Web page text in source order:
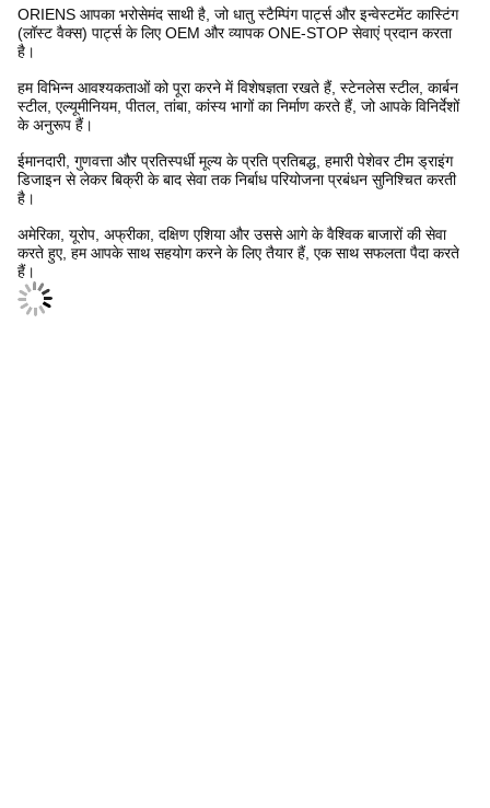
ORIENS आपका भरोसेमंद साथी है, जो धातु स्टैम्पिंग पार्ट्स और इन्वेस्टमेंट कास्टिंग
(लॉस्ट वैक्स) पार्ट्स के लिए OEM और व्यापक ONE-STOP सेवाएं प्रदान करता
है।
हम विभिन्न आवश्यकताओं को पूरा करने में विशेषज्ञता रखते हैं, स्टेनलेस स्टील, कार्बन
स्टील, एल्यूमीनियम, पीतल, तांबा, कांस्य भागों का निर्माण करते हैं, जो आपके विनिर्देशों
के अनुरूप हैं।
ईमानदारी, गुणवत्ता और प्रतिस्पर्धी मूल्य के प्रति प्रतिबद्ध, हमारी पेशेवर टीम ड्राइंग
डिजाइन से लेकर बिक्री के बाद सेवा तक निर्बाध परियोजना प्रबंधन सुनिश्चित करती
है।
अमेरिका, यूरोप, अफ्रीका, दक्षिण एशिया और उससे आगे के वैश्विक बाजारों की सेवा
करते हुए, हम आपके साथ सहयोग करने के लिए तैयार हैं, एक साथ सफलता पैदा करते
हैं।